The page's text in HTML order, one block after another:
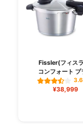
Fissler(フィス
コンフォート プ
¥38,999